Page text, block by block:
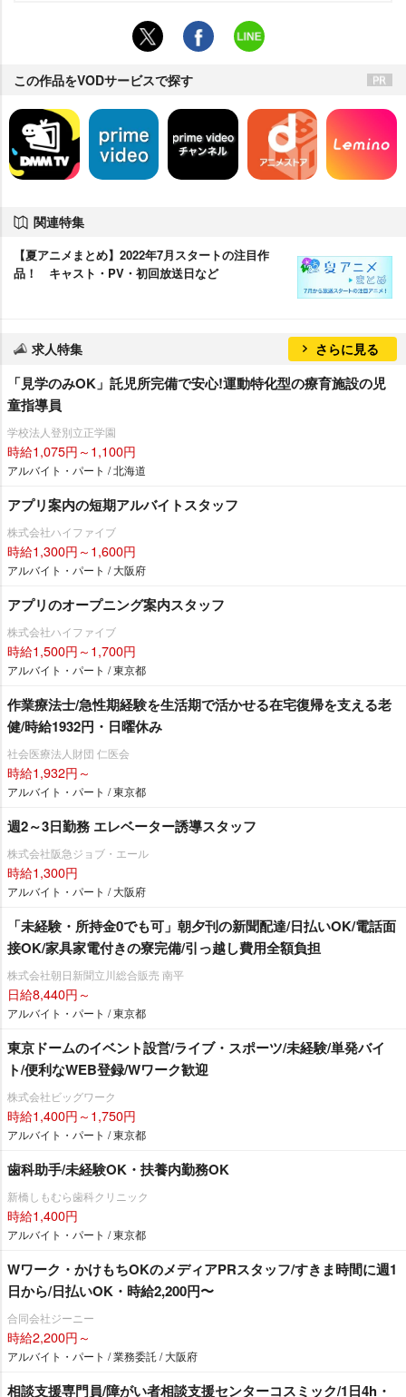
この作品をVODサービスで探す
関連特集
【夏アニメまとめ】2022年7月スタートの注目作
品！ キャスト・PV・初回放送日など
求人特集 さらに見る
「見学のみOK」託児所完備で安心!運動特化型の療育施設の児
童指導員
学校法人登別立正学園
時給1,075円～1,100円
アルバイト・パート / 北海道
アプリ案内の短期アルバイトスタッフ
株式会社ハイファイブ
時給1,300円～1,600円
アルバイト・パート / 大阪府
アプリのオープニング案内スタッフ
株式会社ハイファイブ
時給1,500円～1,700円
アルバイト・パート / 東京都
作業療法士/急性期経験を生活期で活かせる在宅復帰を支える老
健/時給1932円・日曜休み
社会医療法人財団 仁医会
時給1,932円～
アルバイト・パート / 東京都
週2～3日勤務 エレベーター誘導スタッフ
株式会社阪急ジョブ・エール
時給1,300円
アルバイト・パート / 大阪府
「未経験・所持金0でも可」朝夕刊の新聞配達/日払いOK/電話面
接OK/家具家電付きの寮完備/引っ越し費用全額負担
株式会社朝日新聞立川総合販売 南平
日給8,440円～
アルバイト・パート / 東京都
東京ドームのイベント設営/ライブ・スポーツ/未経験/単発バイ
ト/便利なWEB登録/Wワーク歓迎
株式会社ビッグワーク
時給1,400円～1,750円
アルバイト・パート / 東京都
歯科助手/未経験OK・扶養内勤務OK
新橋しもむら歯科クリニック
時給1,400円
アルバイト・パート / 東京都
Wワーク・かけもちOKのメディアPRスタッフ/すきま時間に週1
日から/日払いOK・時給2,200円〜
合同会社ジーニー
時給2,200円～
アルバイト・パート / 業務委託 / 大阪府
相談支援専門員/障がい者相談支援センターコスミック/1日4h・